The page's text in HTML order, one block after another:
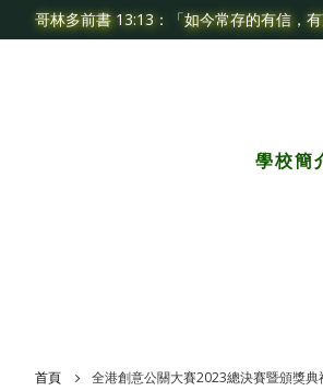
哥林多前書 13:13：「如今常存的有信，
學校簡
首頁 全港創意公關大賽2023總決賽暨頒獎典